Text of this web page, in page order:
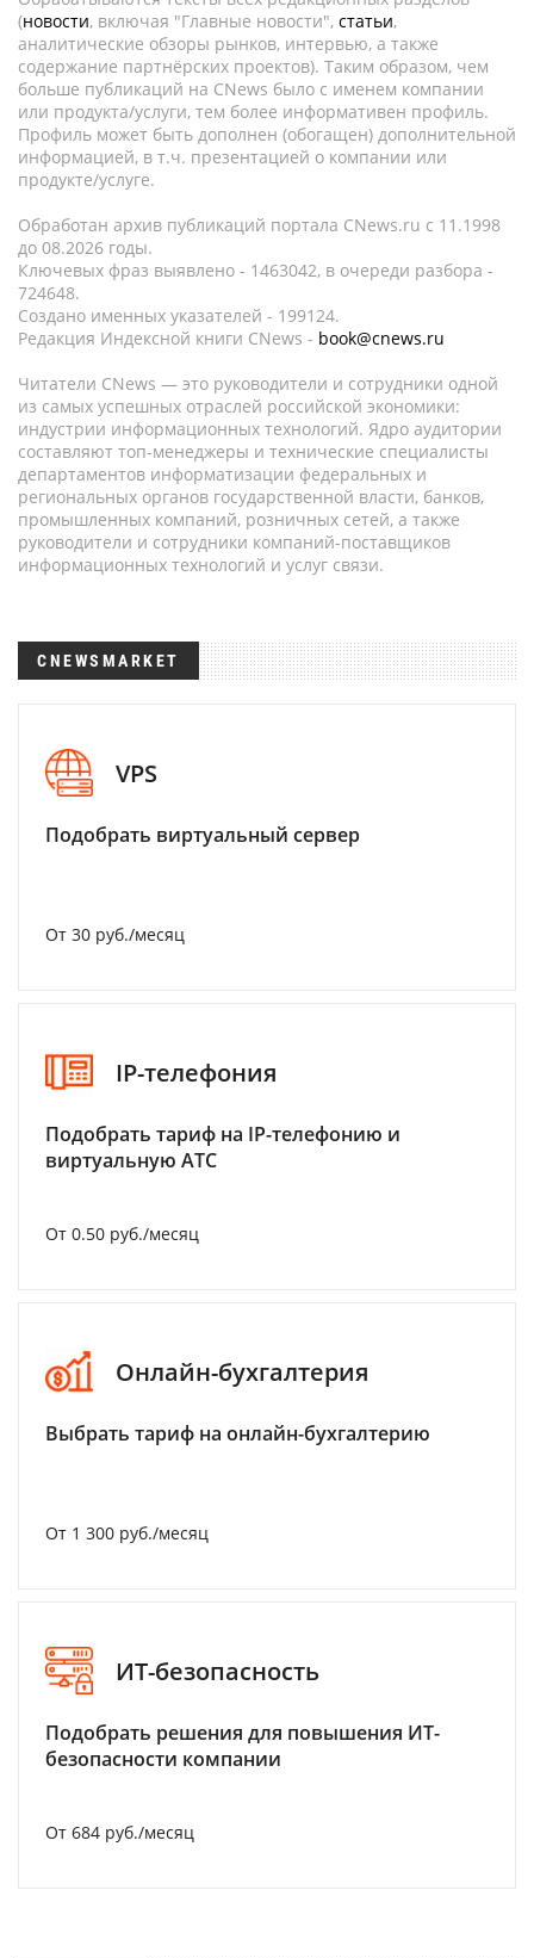
(новости, включая "Главные новости", статьи,
аналитические обзоры рынков, интервью, а также
содержание партнёрских проектов). Таким образом, чем
больше публикаций на CNews было с именем компании
или продукта/услуги, тем более информативен профиль.
Профиль может быть дополнен (обогащен) дополнительной
информацией, в т.ч. презентацией о компании или
продукте/услуге.
Обработан архив публикаций портала CNews.ru c 11.1998
до 08.2026 годы.
Ключевых фраз выявлено - 1463042, в очереди разбора -
724648.
Создано именных указателей - 199124.
Редакция Индексной книги CNews - book@cnews.ru
Читатели CNews — это руководители и сотрудники одной
из самых успешных отраслей российской экономики:
индустрии информационных технологий. Ядро аудитории
составляют топ-менеджеры и технические специалисты
департаментов информатизации федеральных и
региональных органов государственной власти, банков,
промышленных компаний, розничных сетей, а также
руководители и сотрудники компаний-поставщиков
информационных технологий и услуг связи.
CNEWSMARKET
VPS
Подобрать виртуальный сервер
От 30 руб./месяц
IP-телефония
Подобрать тариф на IP-телефонию и
виртуальную АТС
От 0.50 руб./месяц
Онлайн-бухгалтерия
Выбрать тариф на онлайн-бухгалтерию
От 1 300 руб./месяц
ИТ-безопасность
Подобрать решения для повышения ИТ-
безопасности компании
От 684 руб./месяц